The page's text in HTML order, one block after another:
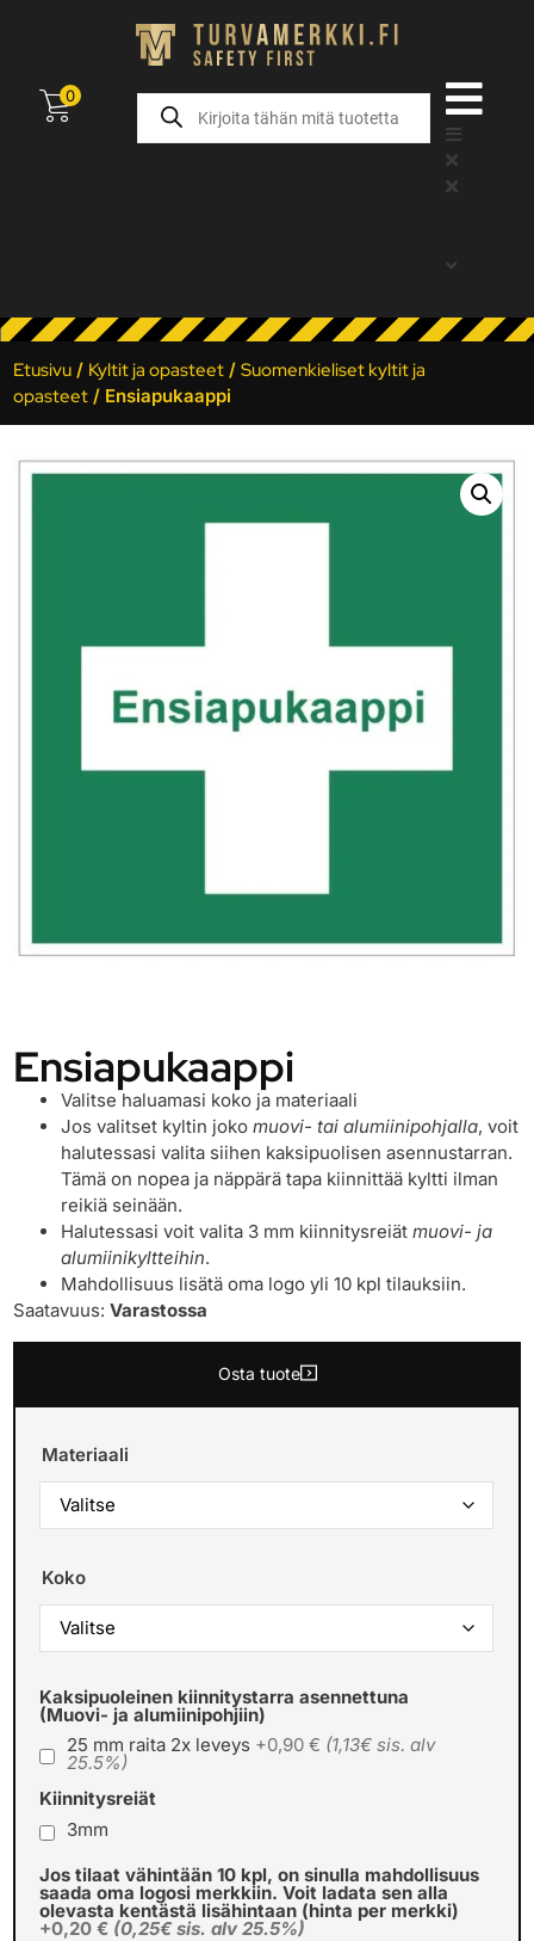
0
Etusivu / Kyltit ja opasteet /Suomenkieliset kyltit ja
opasteet / Ensiapukaappi
Ensiapukaappi
Valitse haluamasi koko ja materiaali
Jos valitset kyltin jokomuovi- tai alumiinipohjalla, voit
halutessasi valita siihen kaksipuolisen asennustarran.
Tämä on nopea ja näppärä tapa kiinnittää kyltti ilman
reikiä seinään.
Halutessasi voit valita 3 mm kiinnitysreiätmuovi- ja
alumiinikyltteihin.
Mahdollisuus lisätä oma logo yli 10 kpl tilauksiin.
Saatavuus:Varastossa
Osta tuote
Materiaali
Koko
Kaksipuoleinen kiinnitystarra asennettuna
(Muovi- ja alumiinipohjiin)
25 mm raita 2x leveys +0,90 € (1,13€ sis. alv
25.5%)
Kiinnitysreiät
3mm
Jos tilaat vähintään 10 kpl, on sinulla mahdollisuus
saada oma logosi merkkiin. Voit ladata sen alla
olevasta kentästä lisähintaan (hinta per merkki)
+0,20 € (0,25€ sis. alv 25.5%)